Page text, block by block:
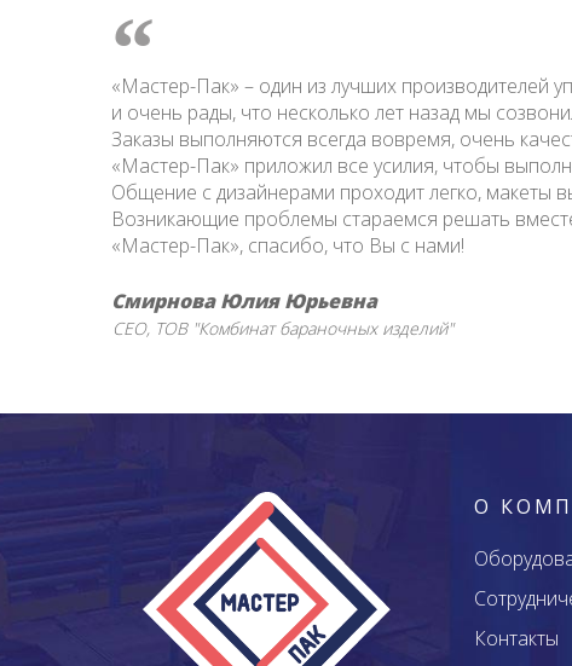
«Мастер-Пак» – один из лучших производителей
и очень рады, что несколько лет назад мы
Заказы выполняются всегда вовремя, очень
«Мастер-Пак» приложил все усилия, чтобы
Общение с дизайнерами проходит легко, макеты
Возникающие проблемы стараемся решать
«Мастер-Пак», спасибо, что Вы с нами!
Смирнова Юлия Юрьевна
СЕО ТОВ "Комбинат бараночных изделий"
О
Контакты